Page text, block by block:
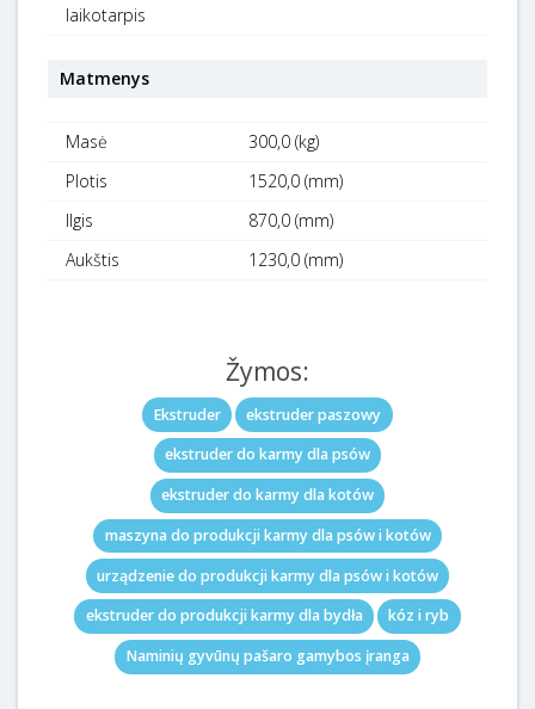
laikotarpis
Matmenys
Masė
300,0 (kg)
Plotis
1520,0 (mm)
Ilgis
870,0 (mm)
Aukštis
1230,0 (mm)
Žymos:
Ekstruder
ekstruder paszowy
ekstruder do karmy dla psów
ekstruder do karmy dla kotów
maszyna do produkcji karmy dla psów i kotów
urządzenie do produkcji karmy dla psów i kotów
ekstruder do produkcji karmy dla bydła
kóz i ryb
Naminių gyvūnų pašaro gamybos įranga